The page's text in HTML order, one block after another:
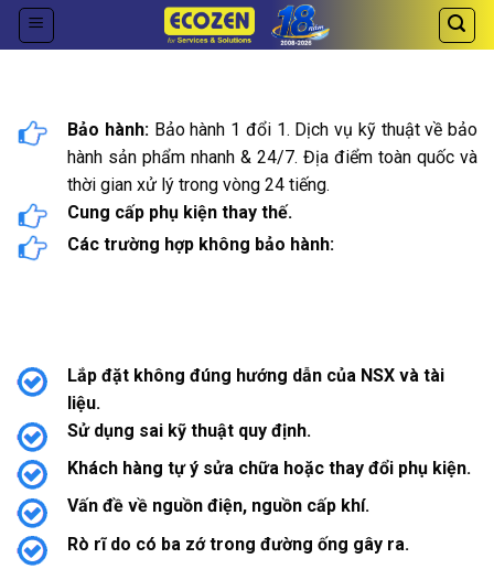
Skip
Bảo hành: Bảo hành 1 đổi 1. Dịch vụ kỹ thuật về bảo
hành sản phẩm nhanh & 24/7. Địa điểm toàn quốc và
thời gian xử lý trong vòng 24 tiếng.
Cung cấp phụ kiện thay thế.
Các trường hợp không bảo hành:
Lắp đặt không đúng hướng dẫn của NSX và tài
liệu.
Sử dụng sai kỹ thuật quy định.
Khách hàng tự ý sửa chữa hoặc thay đổi phụ kiện.
Vấn đề về nguồn điện, nguồn cấp khí.
Rò rĩ do có ba zớ trong đường ống gây ra.